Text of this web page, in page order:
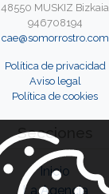
48550 MUSKIZ Bizkaia
946708194
cae@somorrostro.com
Política de privacidad
Aviso legal
Política de cookies
Secciones
Inicio
La Agencia